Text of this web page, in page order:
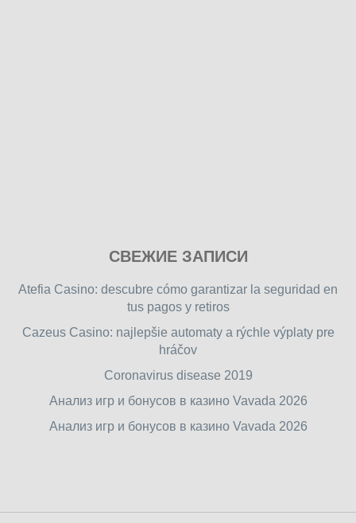
free
games
games.
СВЕЖИЕ ЗАПИСИ
Atefia Casino: descubre cómo garantizar la seguridad en
tus pagos y retiros
Cazeus Casino: najlepšie automaty a rýchle výplaty pre
hráčov
Coronavirus disease 2019
Анализ игр и бонусов в казино Vavada 2026
Анализ игр и бонусов в казино Vavada 2026